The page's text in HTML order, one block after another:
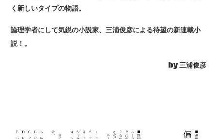
く新しいタイプの物語。
論理学者にして気鋭の小説家、三浦俊彦による待望の新連載小
説！。
by 三浦俊彦